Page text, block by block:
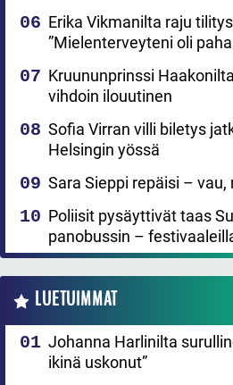
Erika Vikmanilta raju
”Mielenterveyteni oli
Kruununprinssi
vihdoin ilouutinen
Sofia Virran villi biletys
Helsingin yössä
Sara Sieppi repäisi –
Poliisit pysäyttivät taas
panobussin –
LUETUIMMAT
Johanna Harlinilta
ikinä uskonut”